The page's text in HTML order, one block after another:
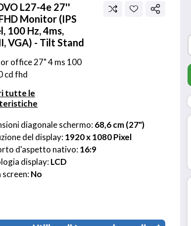
L27-4e 27''
Monitor (IPS
100 Hz, 4ms,
VGA) - Tilt Stand
office 27" 4 ms 100
cd fhd
tutte le
diagonale schermo: 68,6 cm (27")
del display: 1920 x 1080 Pixel
d'aspetto nativo: 16:9
display: LCD
screen: No